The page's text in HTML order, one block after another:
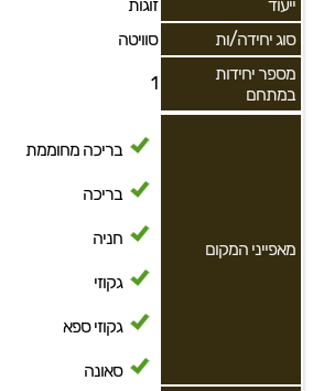
ייעוד
זוגות
סוג יחידה/ות
סוויטה
מספר יחידות
במתחם
1
מאפייני המקום
בריכה מחוממת
בריכה
חניה
גקוזי
גקוזי ספא
סאונה